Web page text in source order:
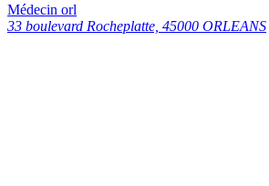
Médecin orl
33 boulevard Rocheplatte, 45000 ORLEANS